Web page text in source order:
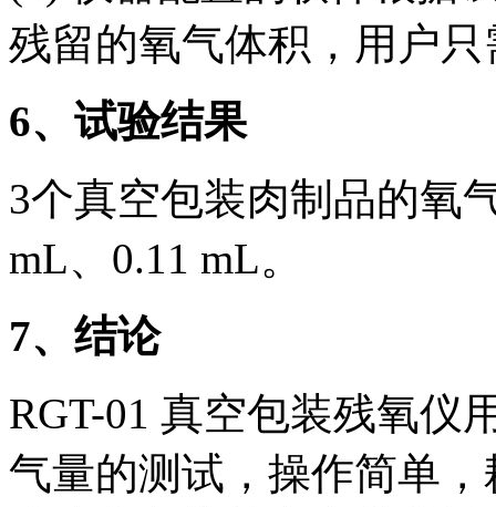
残留的氧气体积，用户
6、试验结果
3个真空包装肉制品的氧
mL、0.11 mL。
7、结论
RGT-01 真空包装残氧仪
气量的测试，操作简单